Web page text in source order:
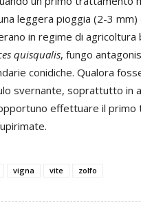
leggera pioggia (2-3
in regime di
quisqualis, fungo
conidiche. Qualora
svernante, soprattutto in
effettuare il
vigna vite zolfo